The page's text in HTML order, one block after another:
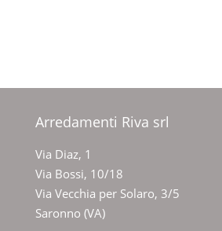
Arredamenti Riva srl
Via Diaz, 1
Via Bossi, 10/18
Via Vecchia per Solaro, 3/5
Saronno (VA)